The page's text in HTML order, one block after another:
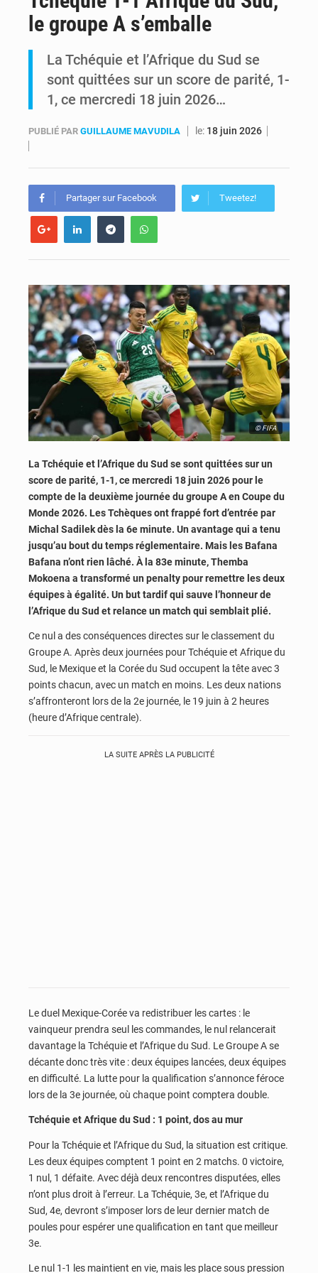
Shadary et Minaku enfin transférés à l’auditorat militaire après 200 jours d’opacité
le groupe A s’emballe
La Tchéquie et l’Afrique du Sud se
sont quittées sur un score de parité, 1-
1, ce mercredi 18 juin 2026…
PUBLIÉ PAR GUILLAUME MAVUDILA le: 18 juin 2026
Partager sur Facebook Tweetez!
© FIFA
La Tchéquie et l’Afrique du Sud se sont quittées sur un
score de parité, 1-1, ce mercredi 18 juin 2026 pour le
compte de la deuxième journée du groupe A en Coupe du
Monde 2026. Les Tchèques ont frappé fort d’entrée par
Michal Sadilek dès la 6e minute. Un avantage qui a tenu
jusqu’au bout du temps réglementaire. Mais les Bafana
Bafana n’ont rien lâché. À la 83e minute, Themba
Mokoena a transformé un penalty pour remettre les deux
équipes à égalité. Un but tardif qui sauve l’honneur de
l’Afrique du Sud et relance un match qui semblait plié.
Ce nul a des conséquences directes sur le classement du
Groupe A. Après deux journées pour Tchéquie et Afrique du
Sud, le Mexique et la Corée du Sud occupent la tête avec 3
points chacun, avec un match en moins. Les deux nations
s’affronteront lors de la 2e journée, le 19 juin à 2 heures
(heure d’Afrique centrale).
LA SUITE APRÈS LA PUBLICITÉ
Le duel Mexique-Corée va redistribuer les cartes : le
vainqueur prendra seul les commandes, le nul relancerait
davantage la Tchéquie et l’Afrique du Sud. Le Groupe A se
décante donc très vite : deux équipes lancées, deux équipes
en difficulté. La lutte pour la qualification s’annonce féroce
lors de la 3e journée, où chaque point comptera double.
Tchéquie et Afrique du Sud : 1 point, dos au mur
Pour la Tchéquie et l’Afrique du Sud, la situation est critique.
Les deux équipes comptent 1 point en 2 matchs. 0 victoire,
1 nul, 1 défaite. Avec déjà deux rencontres disputées, elles
n’ont plus droit à l’erreur. La Tchéquie, 3e, et l’Afrique du
Sud, 4e, devront s’imposer lors de leur dernier match de
poules pour espérer une qualification en tant que meilleur
3e.
Le nul 1-1 les maintient en vie, mais les place sous pression